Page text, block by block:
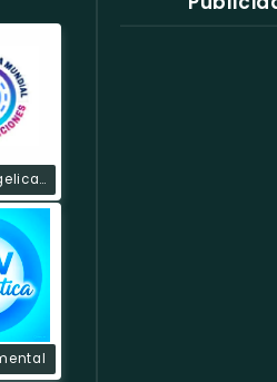
Radio Evangelica Mundial